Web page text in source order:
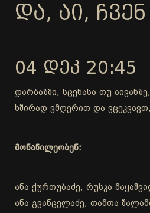
ᲓᲐ, ᲐᲘ,
04 ᲓᲔᲙ 20:45
დარბაზში, სცენასა თუ
ხშირად ვმღერით და
მონაწილეობენ:
ანა ქურთუბაძე, რუსკა
ანა გვანცელაძე, თამთა